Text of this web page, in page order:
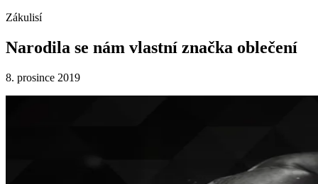
Zákulisí
Narodila se nám vlastní značka oblečení
8. prosince 2019